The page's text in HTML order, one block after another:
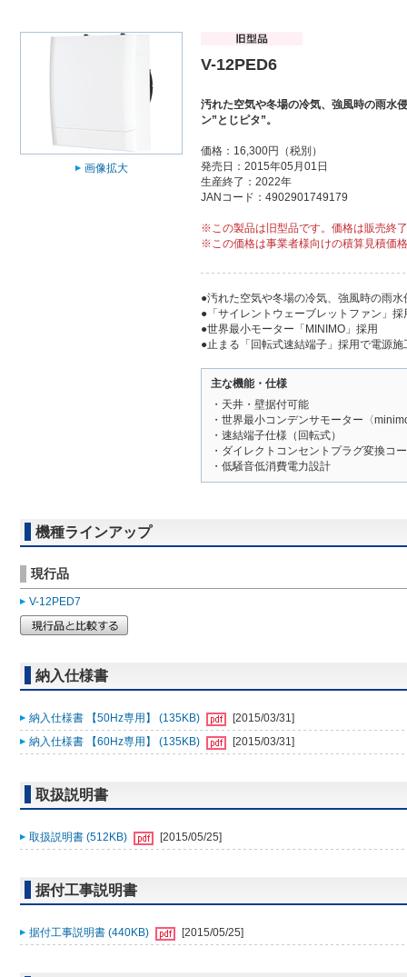
画像拡大
V-12PED6
汚れた空気や冬場の冷気、強風時の雨水
ン”とじピタ”。
価格：16,300円（税別）
発売日：2015年05月01日
生産終了：2022年
JANコード：4902901749179
※この製品は旧型品です。価格は販売終
※この価格は事業者様向けの積算見積価
●汚れた空気や冬場の冷気、強風時の雨水
●「サイレントウェーブレットファン」採
●世界最小モーター「MINIMO」採用
●止まる「回転式速結端子」採用で電源
主な機能・仕様
・天井・壁据付可能
・世界最小コンデンサモーター〈
・速結端子仕様（回転式）
・ダイレクトコンセントプラグ変換コ
・低騒音低消費電力設計
機種ラインアップ
現行品
V-12PED7
納入仕様書
納入仕様書 【50Hz専用】 (135KB)
[2015/03/31]
納入仕様書 【60Hz専用】 (135KB)
[2015/03/31]
取扱説明書
取扱説明書 (512KB) [2015/05/25]
据付工事説明書
据付工事説明書 (440KB) [2015/05/25]